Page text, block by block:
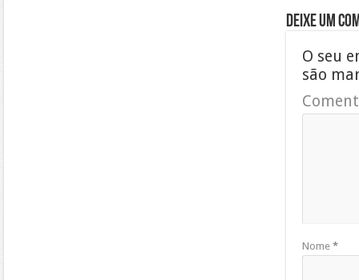
Deixe um
O seu
são
Nome *